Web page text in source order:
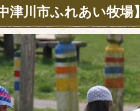
津川市ふれあい牧場】